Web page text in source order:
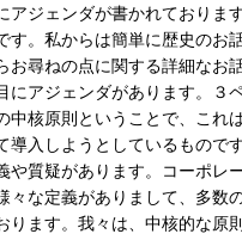
アジェンダが書かれておりま
す。私からは簡単に歴史のお
お尋ねの点に関する詳細なお
にアジェンダがあります。３
中核原則ということで、これ
導入しようとしているもので
や質疑があります。コーポレ
々な定義がありまして、多数
ります。我々は、中核的な原